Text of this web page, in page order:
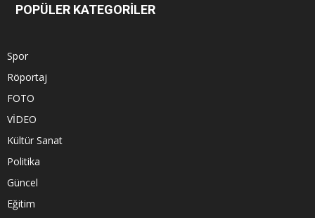
POPÜLER KATEGORİLER
Spor
Röportaj
FOTO
VİDEO
Kültür Sanat
Politika
Güncel
Eğitim